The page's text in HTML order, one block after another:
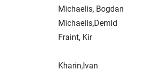
Michaelis, Bogdan
Michaelis,Demid
Fraint, Kir
Kharin,Ivan